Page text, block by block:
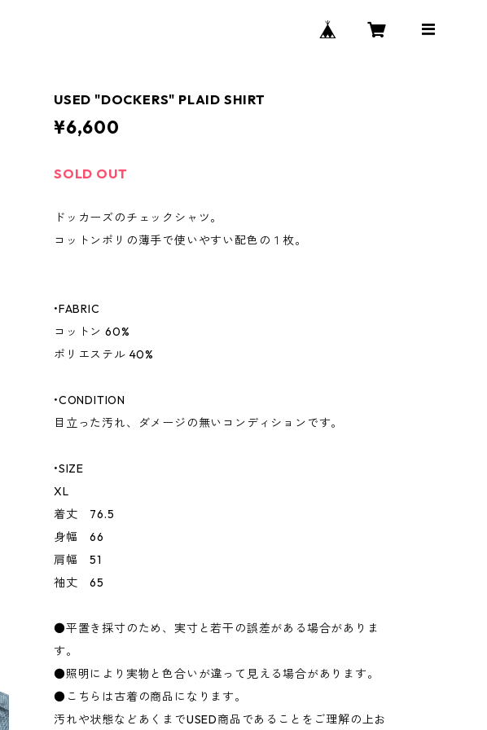
USED "DOCKERS" PLAID SHIRT
¥6,600
SOLD OUT
ドッカーズのチェックシャツ。
コットンポリの薄手で使いやすい配色の１枚。
•FABRIC
コットン 60%
ポリエステル 40%
•CONDITION
目立った汚れ、ダメージの無いコンディションです。
•SIZE
XL
着丈 76.5
身幅 66
肩幅 51
袖丈 65
●平置き採寸のため、実寸と若干の誤差がある場合がありま
す。
●照明により実物と色合いが違って見える場合があります。
●こちらは古着の商品になります。
汚れや状態などあくまでUSED商品であることをご理解の上お